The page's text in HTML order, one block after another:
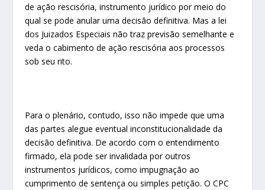
de ação rescisória, instrumento jurídico por meio do
qual se pode anular uma decisão definitiva. Mas a lei
dos Juizados Especiais não traz previsão semelhante e
veda o cabimento de ação rescisória aos processos
sob seu rito.
Para o plenário, contudo, isso não impede que uma
das partes alegue eventual inconstitucionalidade da
decisão definitiva. De acordo com o entendimento
firmado, ela pode ser invalidada por outros
instrumentos jurídicos, como impugnação ao
cumprimento de sentença ou simples petição. O CPC